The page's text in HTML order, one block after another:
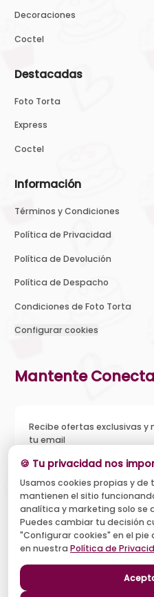
Decoraciones
Coctel
Destacadas
Foto Torta
Express
Coctel
Información
Términos y Condiciones
Política de Privacidad
Política de Devolución
Política de Despacho
Condiciones de Foto Torta
Configurar cookies
Mantente
Recibe ofertas exclusivas
tu email
Acepto recibir novedades y
email según la Política de
cuando quiera.
🍪 Tu privacidad nos
Usamos cookies propias y de
mantienen el sitio
analítica y marketing solo se
Puedes cambiar tu decisión
"Configurar cookies" en el
en nuestra Política de